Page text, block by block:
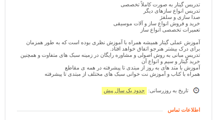
تدریس گیتار به صورت کاملاً تخصصی
تدریس انواع سازهای دیگر
صدا سازی و سلفژ
خرید و فروش انواع ساز و آلات موسیقی
تعمیرات تخصصی انواع ساز
آموزش عملی گیتار همیشه همراه با آموزش نظری بوده است که به طور همزمان
برای درک بیشتر هنرجو اتفاق خواهد افتاد.
تدریس مبانی به روش اصولی و مشاوره رایگان در زمینه سبک های متفاوت و همچنین
خرید گیتار و سیم و انواع آن
آموزش با متد های به روز از مبتدی تا پیشرفته در همه ی مقاطع
همراه با کتاب و آموزش نت خوانی سبک های مختلف از مبتدی تا پیشرفته
تاریخ به روزرسانی: حدود یک سال پیش
اطلاعات تماس